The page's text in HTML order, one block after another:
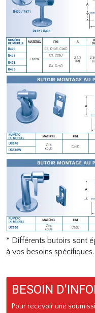
* Différents butoirs sont
à vos besoins spécifiques.
BESOIN
Pour recevoir une